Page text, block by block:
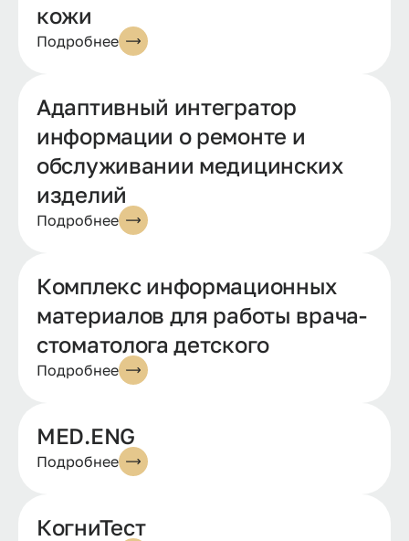
кожи
Подробнее
Адаптивный интегратор
информации о ремонте и
обслуживании медицинских
изделий
Подробнее
Комплекс информационных
материалов для работы врача-
стоматолога детского
Подробнее
MED.ENG
Подробнее
КогниТест